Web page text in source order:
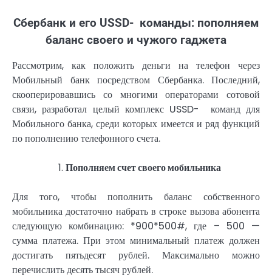
Сбербанк и его USSD- команды: пополняем
баланс своего и чужого гаджета
Рассмотрим, как положить деньги на телефон через
Мобильный банк посредством Сбербанка. Последний,
скооперировавшись со многими операторами сотовой
связи, разработал целый комплекс USSD- команд для
Мобильного банка, среди которых имеется и ряд функций
по пополнению телефонного счета.
Пополняем счет своего мобильника
Для того, чтобы пополнить баланс собственного
мобильника достаточно набрать в строке вызова абонента
следующую комбинацию: *900*500#, где – 500 —
сумма платежа. При этом минимальный платеж должен
достигать пятьдесят рублей. Максимально можно
перечислить десять тысяч рублей.